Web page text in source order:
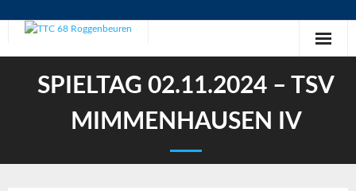
SPIELTAG 02.11.2024 – TSV
MIMMENHAUSEN IV